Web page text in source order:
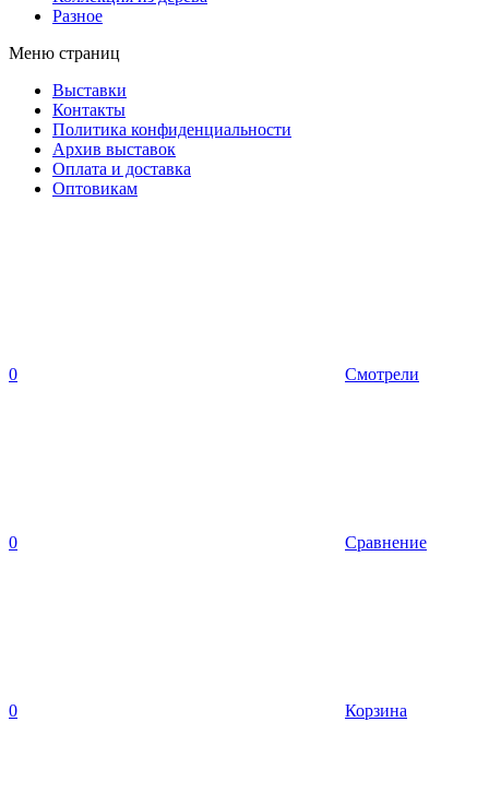
Разное
Меню страниц
Выставки
Контакты
Политика конфиденциальности
Архив выставок
Оплата и доставка
Оптовикам
0 Смотрели
0 Сравнение
0 Корзина